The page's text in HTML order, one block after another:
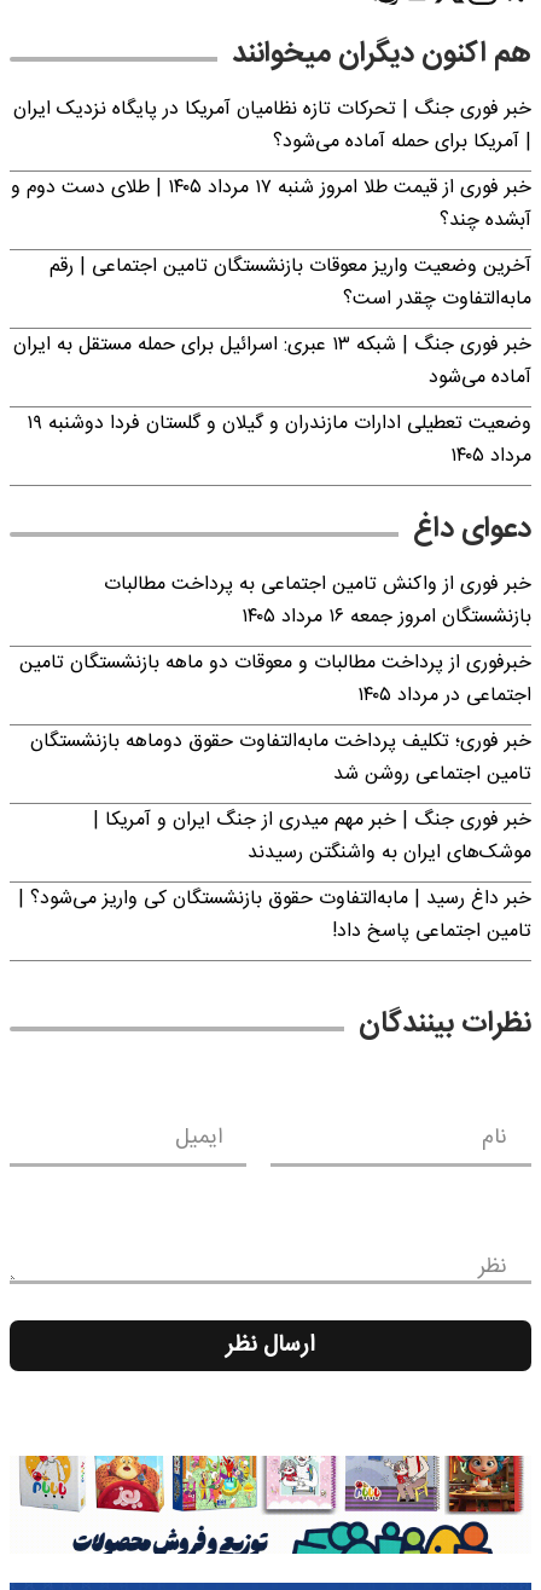
هم اکنون دیگران میخوانند
خبر فوری جنگ | تحرکات تازه نظامیان آمریکا در پایگاه نزدیک ایران
| آمریکا برای حمله آماده می‌شود؟
خبر فوری از قیمت طلا امروز شنبه ۱۷ مرداد ۱۴۰۵ | طلای دست دوم و
آبشده چند؟
آخرین وضعیت واریز معوقات بازنشستگان تامین اجتماعی | رقم
مابه‌التفاوت چقدر است؟
خبر فوری جنگ | شبکه ۱۳ عبری: اسرائیل برای حمله مستقل به ایران
آماده می‌شود
وضعیت تعطیلی ادارات مازندران و گیلان و گلستان فردا دوشنبه ۱۹
مرداد ۱۴۰۵
دعوای داغ
خبر فوری از واکنش تامین اجتماعی به پرداخت مطالبات
بازنشستگان امروز جمعه ۱۶ مرداد ۱۴۰۵
خبرفوری از پرداخت مطالبات و معوقات دو ماهه بازنشستگان تامین
اجتماعی در مرداد ۱۴۰۵
خبر فوری؛ تکلیف پرداخت مابه‌التفاوت حقوق دوماهه بازنشستگان
تامین اجتماعی روشن شد
خبر فوری جنگ | خبر مهم میدری از جنگ ایران و آمریکا |
موشک‌های ایران به واشنگتن رسیدند
خبر داغ رسید | مابه‌التفاوت حقوق بازنشستگان کی واریز می‌شود؟ |
تامین اجتماعی پاسخ داد!
نظرات بینندگان
نام ایمیل
نظر
ارسال نظر